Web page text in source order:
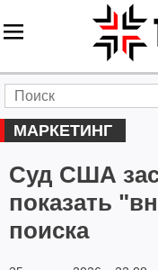
МАРКЕТИНГ
Суд США
показать
поиска